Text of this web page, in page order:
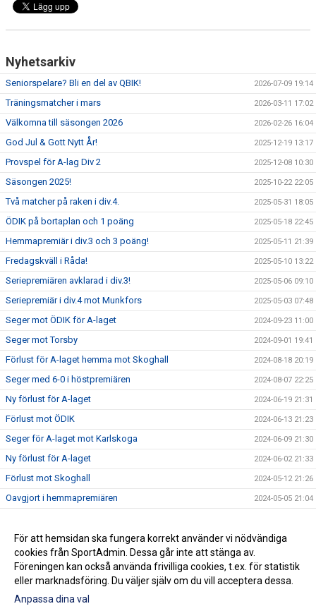
Nyhetsarkiv
Seniorspelare? Bli en del av QBIK! 2026-07-09 19:14
Träningsmatcher i mars 2026-03-11 17:02
Välkomna till säsongen 2026 2026-02-26 16:04
God Jul & Gott Nytt År! 2025-12-19 13:17
Provspel för A-lag Div 2 2025-12-08 10:30
Säsongen 2025! 2025-10-22 22:05
Två matcher på raken i div.4. 2025-05-31 18:05
ÖDIK på bortaplan och 1 poäng 2025-05-18 22:45
Hemmapremiär i div.3 och 3 poäng! 2025-05-11 21:39
Fredagskväll i Råda! 2025-05-10 13:22
Seriepremiären avklarad i div.3! 2025-05-06 09:10
Seriepremiär i div.4 mot Munkfors 2025-05-03 07:48
Seger mot ÖDIK för A-laget 2024-09-23 11:00
Seger mot Torsby 2024-09-01 19:41
Förlust för A-laget hemma mot Skoghall 2024-08-18 20:19
Seger med 6-0 i höstpremiären 2024-08-07 22:25
Ny förlust för A-laget 2024-06-19 21:31
Förlust mot ÖDIK 2024-06-13 21:23
Seger för A-laget mot Karlskoga 2024-06-09 21:30
Ny förlust för A-laget 2024-06-02 21:33
Förlust mot Skoghall 2024-05-12 21:26
Oavgjort i hemmapremiären 2024-05-05 21:04
Tufft i andra träningsmatchen 2024-03-24 16:11
Årets första träningsmatch avklarad 2024-03-17 15:56
För att hemsidan ska fungera korrekt använder vi nödvändiga
cookies från SportAdmin. Dessa går inte att stänga av.
Föreningen kan också använda frivilliga cookies, t.ex. för statistik
eller marknadsföring. Du väljer själv om du vill acceptera dessa.
Anpassa dina val